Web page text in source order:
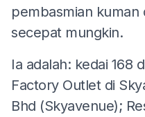
pembasmian
secepat mungkin.
Ia adalah: kedai 168
Factory Outlet di
Bhd (Skyavenue);